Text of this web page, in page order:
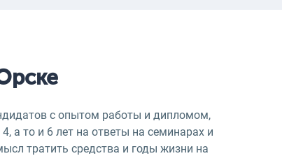
с опытом работы и дипломом,
а то и 6 лет на ответы на семинарах и
тратить средства и годы жизни на